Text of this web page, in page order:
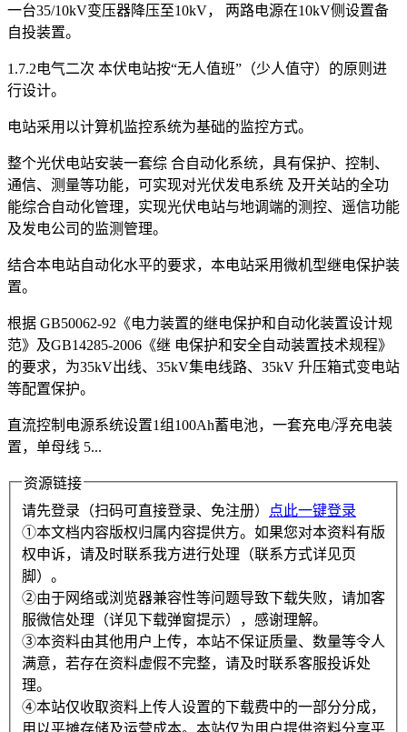
一台35/10kV变压器降压至10kV， 两路电源在10kV侧设置备
自投装置。
1.7.2电气二次 本伏电站按“无人值班”（少人值守）的原则进
行设计。
电站采用以计算机监控系统为基础的监控方式。
整个光伏电站安装一套综 合自动化系统，具有保护、控制、
通信、测量等功能，可实现对光伏发电系统 及开关站的全功
能综合自动化管理，实现光伏电站与地调端的测控、遥信功能
及发电公司的监测管理。
结合本电站自动化水平的要求，本电站采用微机型继电保护装
置。
根据 GB50062-92《电力装置的继电保护和自动化装置设计规
范》及GB14285-2006《继 电保护和安全自动装置技术规程》
的要求，为35kV出线、35kV集电线路、35kV 升压箱式变电站
等配置保护。
直流控制电源系统设置1组100Ah蓄电池，一套充电/浮充电装
置，单母线 5...
资源链接
请先登录（扫码可直接登录、免注册）
点此一键登录
①本文档内容版权归属内容提供方。如果您对本资料有版
权申诉，请及时联系我方进行处理（联系方式详见页
脚）。
②由于网络或浏览器兼容性等问题导致下载失败，请加客
服微信处理（详见下载弹窗提示），感谢理解。
③本资料由其他用户上传，本站不保证质量、数量等令人
满意，若存在资料虚假不完整，请及时联系客服投诉处
理。
④本站仅收取资料上传人设置的下载费中的一部分分成，
用以平摊存储及运营成本。本站仅为用户提供资料分享平